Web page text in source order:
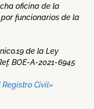
oficina de la
funcionarios de la
de la Ley
BOE-A-2021-6945
Registro Civil»